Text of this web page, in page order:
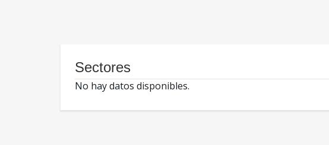
Sectores
No hay datos disponibles.